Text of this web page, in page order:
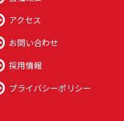
アクセス
お問い合わせ
採用情報
プライバシーポリシー